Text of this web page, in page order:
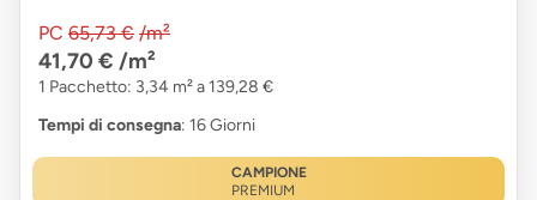
PC 65,73 € /m²
41,70 € /m²
1 Pacchetto: 3,34 m² a 139,28 €
Tempi di consegna: 16 Giorni
CAMPIONE
PREMIUM